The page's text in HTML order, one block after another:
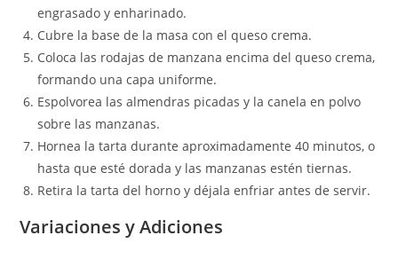
engrasado y enharinado.
Cubre la base de la masa con el queso crema.
Coloca las rodajas de manzana encima del queso crema,
formando una capa uniforme.
Espolvorea las almendras picadas y la canela en polvo
sobre las manzanas.
Hornea la tarta durante aproximadamente 40 minutos, o
hasta que esté dorada y las manzanas estén tiernas.
Retira la tarta del horno y déjala enfriar antes de servir.
Variaciones y Adiciones